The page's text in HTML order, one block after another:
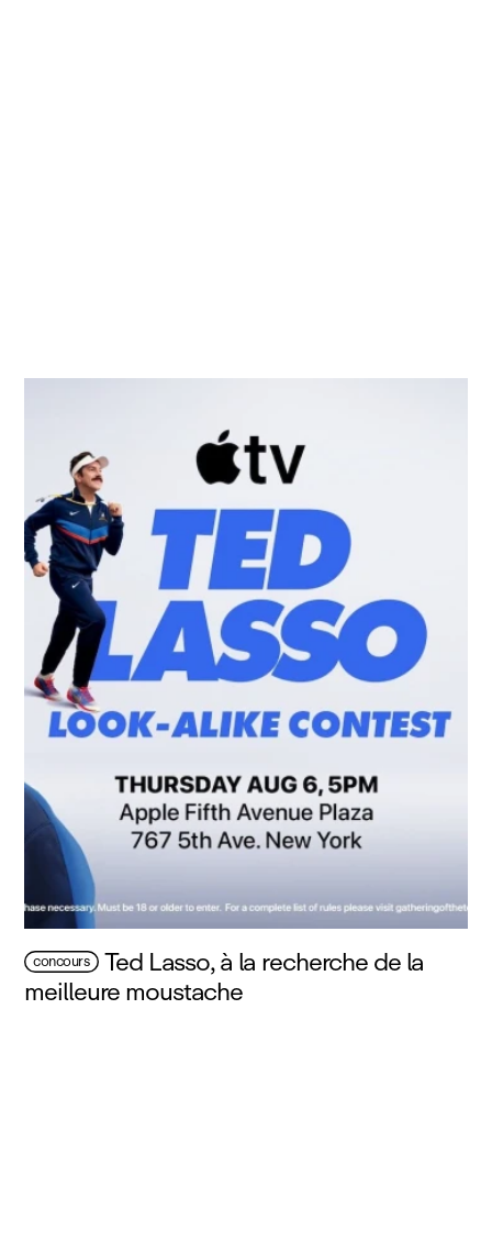
concours Ted Lasso, à la recherche de la
meilleure moustache